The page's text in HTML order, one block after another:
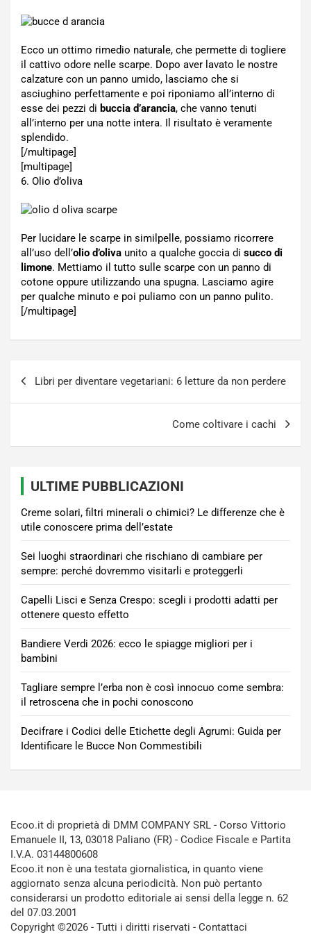
Ecco un ottimo rimedio naturale, che permette di togliere
il cattivo odore nelle scarpe. Dopo aver lavato le nostre
calzature con un panno umido, lasciamo che si
asciughino perfettamente e poi riponiamo all’interno di
esse dei pezzi di buccia d’arancia, che vanno tenuti
all’interno per una notte intera. Il risultato è veramente
splendido.
[/multipage]
[multipage]
6. Olio d’oliva
Per lucidare le scarpe in similpelle, possiamo ricorrere
all’uso dell’olio d’oliva unito a qualche goccia di succo di
limone. Mettiamo il tutto sulle scarpe con un panno di
cotone oppure utilizzando una spugna. Lasciamo agire
per qualche minuto e poi puliamo con un panno pulito.
[/multipage]
articoli
Libri per diventare vegetariani: 6 letture da non perdere
Come coltivare i cachi
ULTIME PUBBLICAZIONI
Creme solari, filtri minerali o chimici? Le differenze che è
utile conoscere prima dell’estate
Sei luoghi straordinari che rischiano di cambiare per
sempre: perché dovremmo visitarli e proteggerli
Capelli Lisci e Senza Crespo: scegli i prodotti adatti per
ottenere questo effetto
Bandiere Verdi 2026: ecco le spiagge migliori per i
bambini
Tagliare sempre l’erba non è così innocuo come sembra:
il retroscena che in pochi conoscono
Decifrare i Codici delle Etichette degli Agrumi: Guida per
Identificare le Bucce Non Commestibili
Ecoo.it di proprietà di DMM COMPANY SRL - Corso Vittorio
Emanuele II, 13, 03018 Paliano (FR) - Codice Fiscale e Partita
I.V.A. 03144800608
Ecoo.it non è una testata giornalistica, in quanto viene
aggiornato senza alcuna periodicità. Non può pertanto
considerarsi un prodotto editoriale ai sensi della legge n. 62
del 07.03.2001
Copyright ©2026 - Tutti i diritti riservati - Contattaci